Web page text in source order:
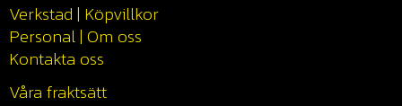
Verkstad | Köpvillkor
Personal| Om oss
Kontakta oss
Våra fraktsätt